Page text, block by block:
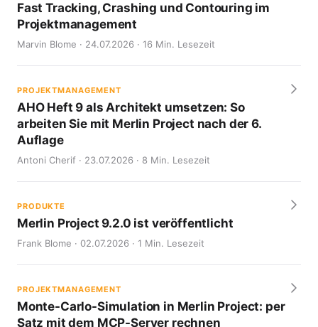
Fast Tracking, Crashing und Contouring im
Projektmanagement
Marvin Blome · 24.07.2026 · 16 Min. Lesezeit
PROJEKTMANAGEMENT
AHO Heft 9 als Architekt umsetzen: So
arbeiten Sie mit Merlin Project nach der 6.
Auflage
Antoni Cherif · 23.07.2026 · 8 Min. Lesezeit
PRODUKTE
Merlin Project 9.2.0 ist veröffentlicht
Frank Blome · 02.07.2026 · 1 Min. Lesezeit
PROJEKTMANAGEMENT
Monte-Carlo-Simulation in Merlin Project: per
Satz mit dem MCP-Server rechnen